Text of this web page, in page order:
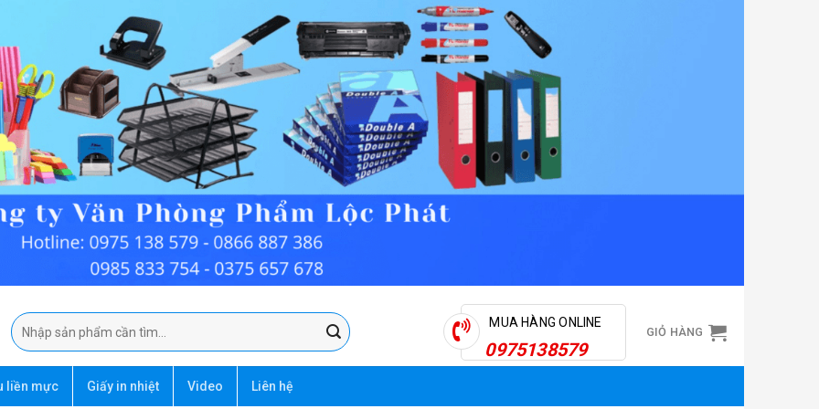
Tìm
kiếm:
MUA HÀNG ONLINE
0975138579
GIỎ HÀNG
liền mực Giấy in nhiệt Video Liên hệ